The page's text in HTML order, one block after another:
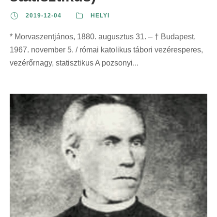
2019-12-04 HELYI
* Morvaszentjános, 1880. augusztus 31. – † Budapest,
1967. november 5. / római katolikus tábori vezéresperes,
vezérőrnagy, statisztikus A pozsonyi...